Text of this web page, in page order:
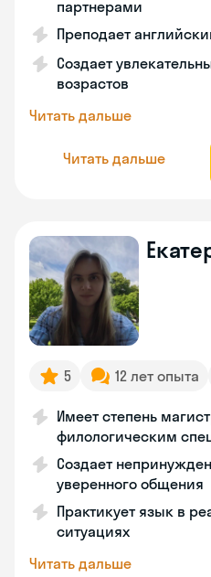
партнерами
Преподает
Создает
возрастов
Читать дальше
Читать дальше
5 12 лет опыта
Имеет степень
филологическим
Создает
уверенного общения
Практикует язык в
ситуациях
Читать дальше